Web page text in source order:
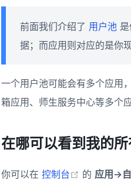
前面我们介绍了 用户池
据；而应用则对应的是你
一个用户池可能会有多个应用
箱应用、师生服务中心等多个
在哪可以看到我的所
你可以在 控制台 (opens
的 应用->